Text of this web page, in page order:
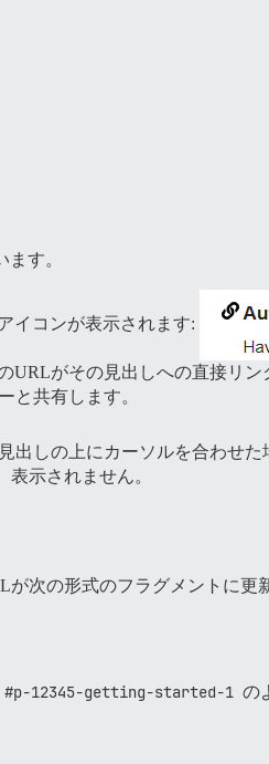
す。
イコンが表示されます:
がその見出しへの直接リン
と共有します。
出しの上にカーソルを合わせ
示されません。
次の形式のフラグメントに更
#p-12345-getting-started-1 の